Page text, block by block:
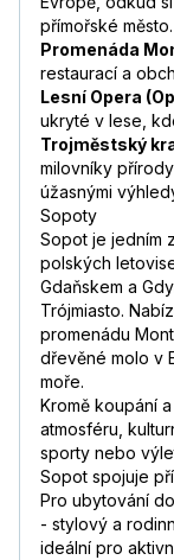
přímořské město.
Promenáda
restaurací a
Lesní Opera
ukryté v lese,
Trojměstský
milovníky
úžasnými
Sopoty
Sopot je jedním
polských
Gdaňskem a
Trójmiasto.
promenádu
dřevěné molo v
moře.
Kromě koupání
atmosféru,
sporty nebo
Sopot spojuje
Pro ubytování
- stylový a
ideální pro